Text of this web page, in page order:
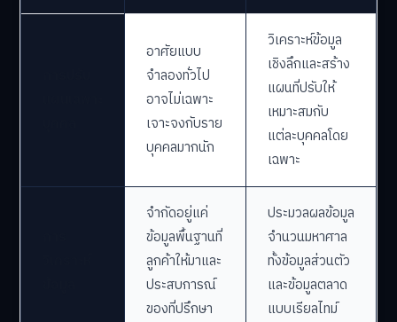
อาศัยแบบ
จำลองทั่วไป
อาจไม่เฉพาะ
เจาะจงกับราย
บุคคลมากนัก
วิเคราะห์ข้อมูล
เชิงลึกและสร้าง
แผนที่ปรับให้
เหมาะสมกับ
แต่ละบุคคลโดย
เฉพาะ
จำกัดอยู่แค่
ข้อมูลพื้นฐานที่
ลูกค้าให้มาและ
ประสบการณ์
ของที่ปรึกษา
ประมวลผลข้อมูล
จำนวนมหาศาล
ทั้งข้อมูลส่วนตัว
และข้อมูลตลาด
แบบเรียลไทม์